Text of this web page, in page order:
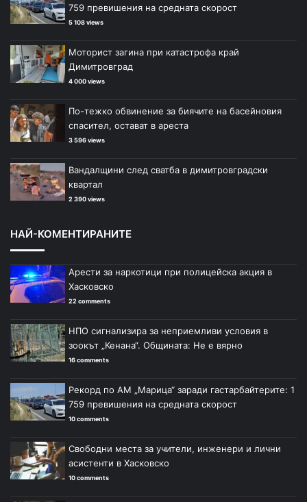
759 превишения на средната скорост
5 108 views
Моторист загина при катастрофа край
Димитровград
4 000 views
По-тежко обвинение за биячите на басейновия
спасител, остават в ареста
3 596 views
Вандалщини след сватба в димитровградски
квартал
2 390 views
НАЙ-КОМЕНТИРАНИТЕ
Арести за наркотици при полицейска акция в
Хасковско
22 comments
НПО сигнализира за неприемливи условия в
зоокът „Кенана“. Общината: Не е вярно
16 comments
Рекорд по АМ „Марица“ заради гастарбайтерите: 1
759 превишения на средната скорост
10 comments
Свободни места за учители, инженери и лични
асистенти в Хасковско
10 comments